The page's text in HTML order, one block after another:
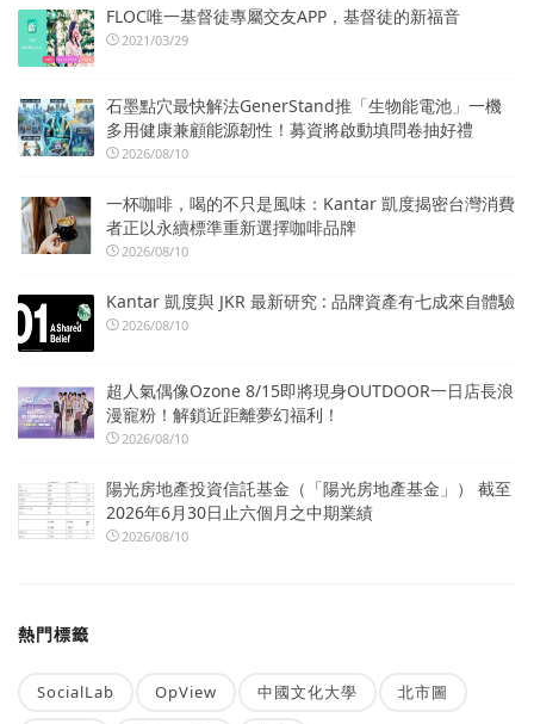
FLOC唯一基督徒專屬交友APP，基督徒的新福音
2021/03/29
石墨點穴最快解法GenerStand推「生物能電池」一機
多用健康兼顧能源韌性！募資將啟動填問卷抽好禮
2026/08/10
一杯咖啡，喝的不只是風味：Kantar 凱度揭密台灣消費
者正以永續標準重新選擇咖啡品牌
2026/08/10
Kantar 凱度與 JKR 最新研究 : 品牌資產有七成來自體驗
2026/08/10
超人氣偶像Ozone 8/15即將現身OUTDOOR一日店長浪
漫寵粉！解鎖近距離夢幻福利！
2026/08/10
陽光房地產投資信託基金（「陽光房地產基金」） 截至
2026年6月30日止六個月之中期業績
2026/08/10
熱門標籤
SocialLab OpView 中國文化大學 北市圖